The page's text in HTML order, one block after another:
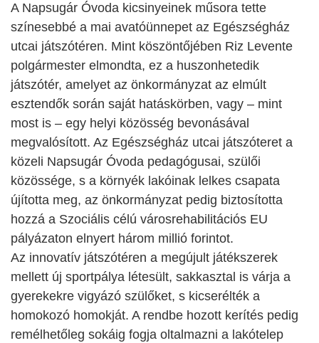
A Napsugár Óvoda kicsinyeinek műsora tette
színesebbé a mai avatóünnepet az Egészségház
utcai játszótéren. Mint köszöntőjében Riz Levente
polgármester elmondta, ez a huszonhetedik
játszótér, amelyet az önkormányzat az elmúlt
esztendők során saját hatáskörben, vagy – mint
most is – egy helyi közösség bevonásával
megvalósított. Az Egészségház utcai játszóteret a
közeli Napsugár Óvoda pedagógusai, szülői
közössége, s a környék lakóinak lelkes csapata
újította meg, az önkormányzat pedig biztosította
hozzá a Szociális célú városrehabilitációs EU
pályázaton elnyert három millió forintot.
Az innovatív játszótéren a megújult játékszerek
mellett új sportpálya létesült, sakkasztal is várja a
gyerekekre vigyázó szülőket, s kicserélték a
homokozó homokját. A rendbe hozott kerítés pedig
remélhetőleg sokáig fogja oltalmazni a lakótelep